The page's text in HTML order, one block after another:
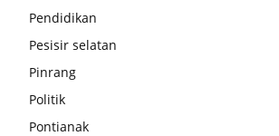
Pendidikan
Pesisir selatan
Pinrang
Politik
Pontianak